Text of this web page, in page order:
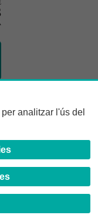
de Barcelona | C.
(34) 932 44 07 10
analitzar l'ús del